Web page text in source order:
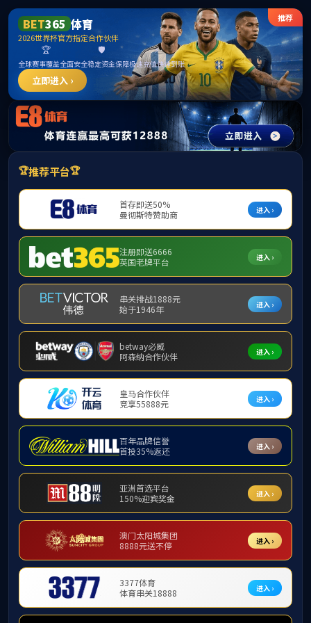
中国·太阳
个人业务 公司业务 电子银行业务 金融
关于太
为满足全行经营发展需要，经
管局批准（浙银保监复〔2021〕425
特此公告。